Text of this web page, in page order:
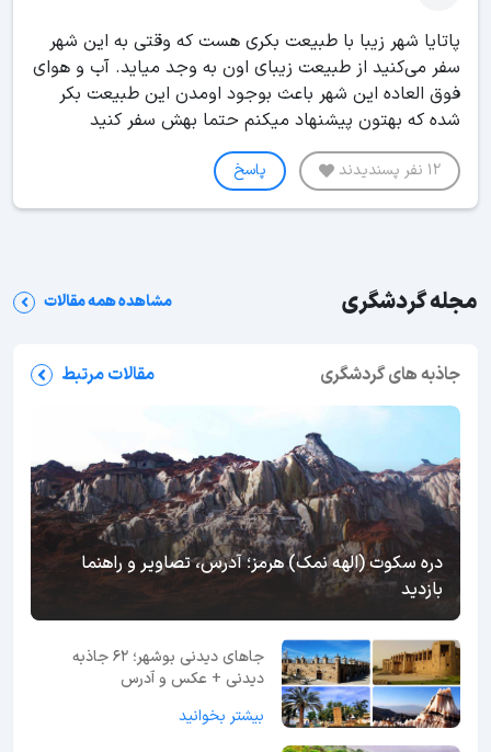
پاتایا شهر زیبا با طبیعت بکری هست که وقتی به این شهر
سفر می‌کنید از طبیعت زیبای اون به وجد میاید. آب و هوای
فوق العاده این شهر باعث بوجود اومدن این طبیعت بکر
شده که بهتون پیشنهاد میکنم حتما بهش سفر کنید
12 نفر پسندیدند پاسخ
مجله گردشگری مشاهده همه مقالات
جاذبه های گردشگری مقالات مرتبط
دره سکوت (الهه نمک) هرمز؛ آدرس، تصاویر و راهنما
بازدید
جاهای دیدنی بوشهر؛ 62 جاذبه
دیدنی + عکس و آدرس
بیشتر بخوانید